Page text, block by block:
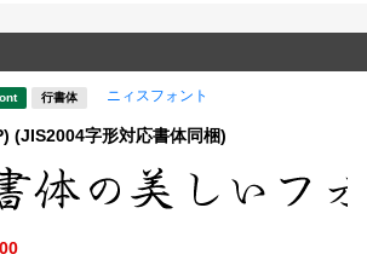
行書体 ニィスフォント
(JIS2004字形対応書体同梱)